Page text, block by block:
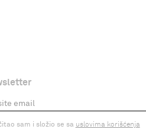
sam i složio se sa uslovima korišćenja